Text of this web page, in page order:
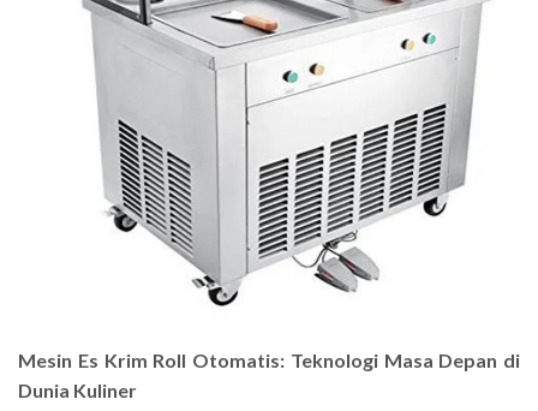
Mesin Es Krim Roll Otomatis: Teknologi Masa Depan di
Dunia Kuliner